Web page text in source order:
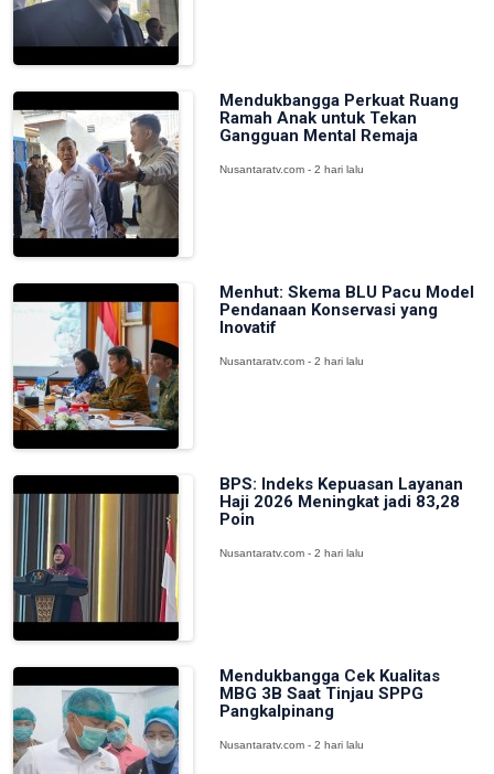
Mendukbangga Perkuat Ruang
Ramah Anak untuk Tekan
Gangguan Mental Remaja
Nusantaratv.com - 2 hari lalu
Menhut: Skema BLU Pacu Model
Pendanaan Konservasi yang
Inovatif
Nusantaratv.com - 2 hari lalu
BPS: Indeks Kepuasan Layanan
Haji 2026 Meningkat jadi 83,28
Poin
Nusantaratv.com - 2 hari lalu
Mendukbangga Cek Kualitas
MBG 3B Saat Tinjau SPPG
Pangkalpinang
Nusantaratv.com - 2 hari lalu